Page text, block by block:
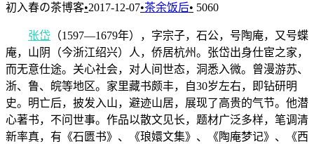
初入春の茶博客•2017-12-07•茶余饭后• 5060
张岱 （1597—1679年），字宗子，石公，号陶庵，又号蝶
庵，山阴（今浙江绍兴）人，侨居杭州。张岱出身仕宦之家，
而无意仕途。关心社会，对人间世态，洞悉入微。曾漫游苏、
浙、鲁、皖等地区。家里藏书颇丰，自30岁左右，即钻研明
史。明亡后，披发入山，避迹山居，展现了高贵的气节。他潜
心著书，不问世事。作品以散文见长，题材广泛多样，笔调清
新率真，有《石匮书》、《琅嬛文集》、《陶庵梦记》、《西